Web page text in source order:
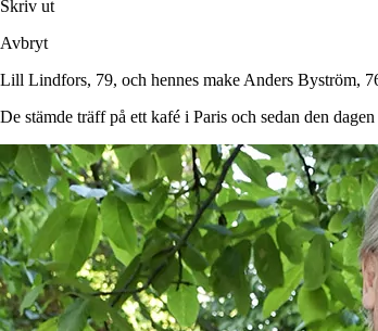
Skriv ut
Avbryt
Lill Lindfors, 79, och hennes make Anders Byström,
De stämde träff på ett kafé i Paris och sedan den